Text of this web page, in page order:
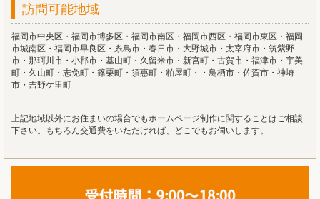
訪問可能地域
福岡市中央区・福岡市博多区・福岡市南区・福岡市西区・福岡市東区・福岡
市城南区・福岡市早良区・糸島市・春日市・大野城市・太宰府市・筑紫野
市・那珂川市・小郡市・基山町・久留米市・新宮町・古賀市・福津市・宇美
町・久山町・志免町・篠栗町・須惠町・粕屋町・・鳥栖市・佐賀市・神埼
市・吉野ケ里町
上記地域以外にお住まいの場合でもホームページ制作に関することはご相談
下さい。もちろん交通費をいただければ、どこでもお伺いします。